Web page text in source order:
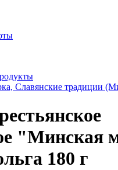
Славянские традиции
"Минская
180 г